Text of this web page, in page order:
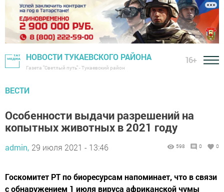
НОВОСТИ ТУКАЕВСКОГО РАЙОНА
Газета "Светлый путь" - Тукаевский район
16+
ВЕСТИ
Особенности выдачи разрешений на
копытных животных в 2021 году
admin, 29 июля 2021 - 13:46 598 0 0
Госкомитет РТ по биоресурсам напоминает, что в связи
с обнаружением 1 июля вируса африканской чумы